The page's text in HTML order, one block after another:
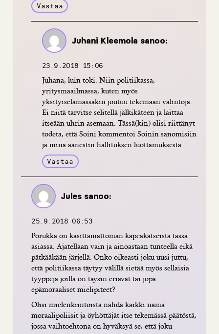
Vastaa
Juhani Kleemola sanoo:
23.9.2018 15:06
Juhana, luin toki. Niin politiikassa,
yritysmaailmassa, kuten myös
yksityiselämässäkin joutuu tekemään valintoja.
Ei niitä tarvitse selitellä jälkikäteen ja laittaa
itseään uhrin asemaan. Tässä(kin) olisi riittänyt
todeta, että Soini kommentoi Soinin sanomisiin
ja minä äänestin hallituksen luottamuksesta.
Vastaa
Jules sanoo:
25.9.2018 06:53
Porukka on käsittämättömän kapeakatseista tässä
asiassa. Ajatellaan vain ja ainoastaan tunteella eikä
pätkääkään järjellä. Onko oikeasti joku uusi juttu,
että politiikassa täytyy välillä sietää myös sellaisia
tyyppejä joilla on täysin eriävät tai jopa
epämoraaliset mielipiteet?
Olisi mielenkiintoista nähdä kaikki nämä
moraalipoliisit ja öyhöttäjät itse tekemässä päätöstä,
jossa vaihtoehtona on hyväksyä se, että joku